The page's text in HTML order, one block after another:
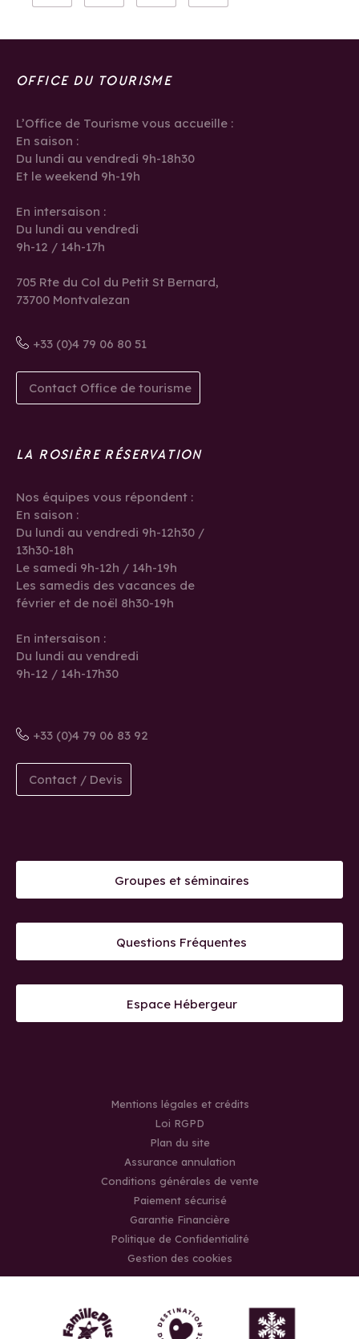
OFFICE DU TOURISME
L’Office de Tourisme vous accueille :
En saison :
Du lundi au vendredi 9h-18h30
Et le weekend 9h-19h
En intersaison :
Du lundi au vendredi
9h-12 / 14h-17h
705 Rte du Col du Petit St Bernard,
73700 Montvalezan
+33 (0)4 79 06 80 51
Contact Office de tourisme
LA ROSIÈRE RÉSERVATION
Nos équipes vous répondent :
En saison :
Du lundi au vendredi 9h-12h30 /
13h30-18h
Le samedi 9h-12h / 14h-19h
Les samedis des vacances de
février et de noël 8h30-19h
En intersaison :
Du lundi au vendredi
9h-12 / 14h-17h30
+33 (0)4 79 06 83 92
Contact / Devis
Groupes et séminaires
Questions Fréquentes
Espace Hébergeur
Mentions légales et crédits
Loi RGPD
Plan du site
Assurance annulation
Conditions générales de vente
Paiement sécurisé
Garantie Financière
Politique de Confidentialité
Gestion des cookies